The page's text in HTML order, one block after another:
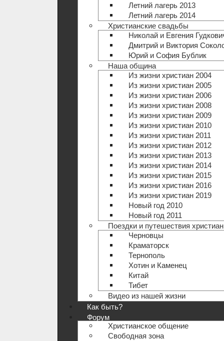
Летний лагерь 2013
Летний лагерь 2014
Христианские свадьбы
Николай и Евгения
Дмитрий и Виктория
Юрий и София Бублик
Наша община
Из жизни христиан 2004
Из жизни христиан 2005
Из жизни христиан 2006
Из жизни христиан 2008
Из жизни христиан 2009
Из жизни христиан 2010
Из жизни христиан 2011
Из жизни христиан 2012
Из жизни христиан 2013
Из жизни христиан 2014
Из жизни христиан 2015
Из жизни христиан 2016
Из жизни христиан 2019
Новый год 2010
Новый год 2011
Поездки и путешествия христиан
Черновцы
Краматорск
Тернополь
Хотин и Каменец
Китай
Тибет
Видео из нашей жизни
Как быть?
Форум
Христианское общение
Свободная зона